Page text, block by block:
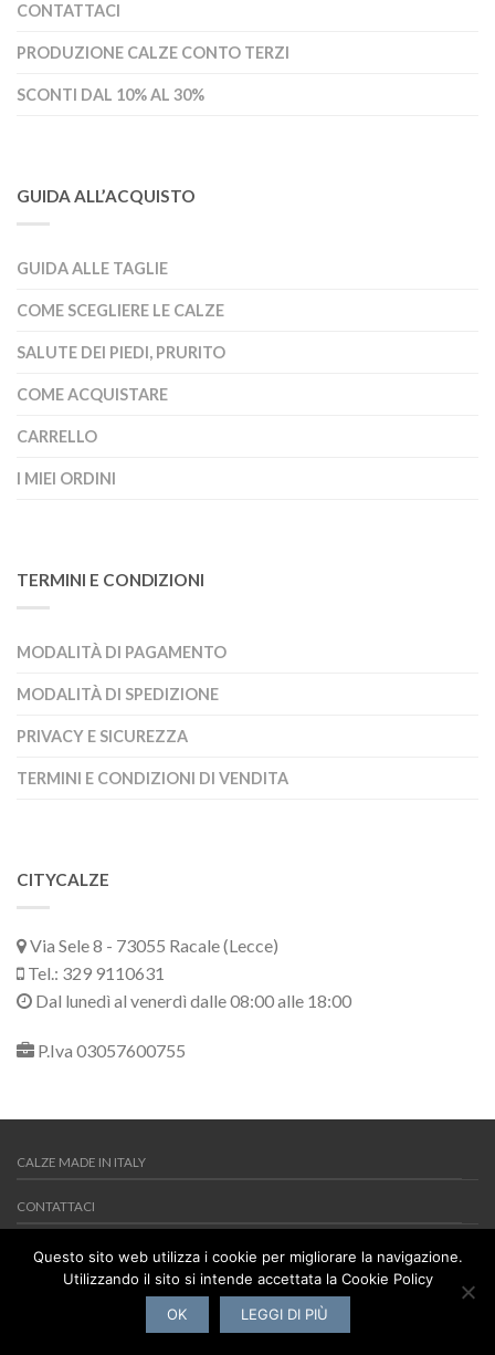
CONTATTACI
PRODUZIONE CALZE CONTO TERZI
SCONTI DAL 10% AL 30%
GUIDA ALL’ACQUISTO
GUIDA ALLE TAGLIE
COME SCEGLIERE LE CALZE
SALUTE DEI PIEDI, PRURITO
COME ACQUISTARE
CARRELLO
I MIEI ORDINI
TERMINI E CONDIZIONI
MODALITÀ DI PAGAMENTO
MODALITÀ DI SPEDIZIONE
PRIVACY E SICUREZZA
TERMINI E CONDIZIONI DI VENDITA
CITYCALZE
Via Sele 8 - 73055 Racale (Lecce)
Tel.: 329 9110631
Dal lunedì al venerdì dalle 08:00 alle 18:00
P.Iva 03057600755
CALZE MADE IN ITALY
CONTATTACI
MY WISHLIST
Copyright 2026 ©CitycalzeVia Sele 8 - 73055 Racale (Lecce) -
Tel.: 329 9110631 - P.Iva 03057600755
Questo sito web utilizza i cookie per migliorare la navigazione.
Utilizzando il sito si intende accettata la Cookie Policy
OK LEGGI DI PIÙ